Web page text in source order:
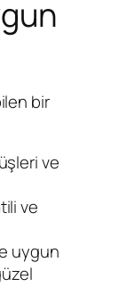
bir
ve
ve
uygun